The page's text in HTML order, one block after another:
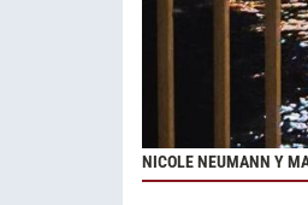
NICOLE NEUMANN Y